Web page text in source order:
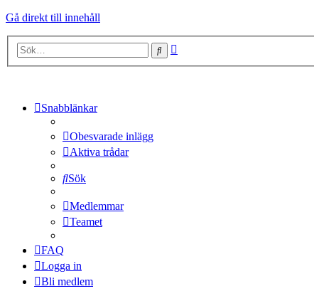
Gå direkt till innehåll
Sök
Snabblänkar
Obesvarade inlägg
Aktiva trådar
Sök
Medlemmar
Teamet
FAQ
Logga in
Bli medlem